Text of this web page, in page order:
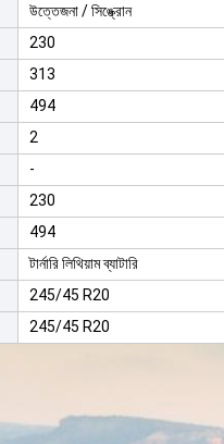
উত্তেজনা / সিঙ্ক্রোন
230
313
494
2
-
230
494
টার্নারি লিথিয়াম ব্যাটারি
245/45 R20
245/45 R20